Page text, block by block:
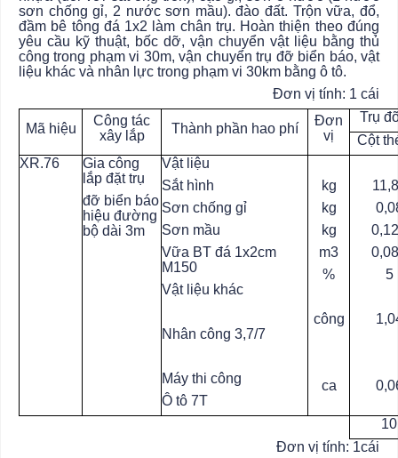
sơn chống gỉ, 2 nước sơn mầu). đào đất. Trộn vữa, đổ,
đầm bê tông đá 1x2 làm chân trụ. Hoàn thiện theo đúng
yêu cầu kỹ thuật, bốc dỡ, vận chuyển vật liệu bằng thủ
công trong phạm vi 30m, vận chuyển trụ đỡ biển báo, vật
liệu khác và nhân lực trong phạm vi 30km bằng ô tô.
Đơn vị tính: 1 cái
Mã hiệu
Công tác
xây lắp
Thành phần hao phí
Đơn
vị
Trụ
Cột
XR.76
Gia công
lắp đặt trụ
đỡ biển báo
hiệu đường
bộ dài 3m
Vật liệu
Sắt hình
Sơn chống gỉ
Sơn mầu
Vữa BT đá 1x2cm
M150
Vật liệu khác
Nhân công 3,7/7
Máy thi công
Ô tô 7T
kg
kg
kg
m3
%
công
ca
5
10
Đơn vị tính: 1cái